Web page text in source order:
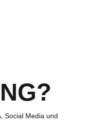
Social Media und